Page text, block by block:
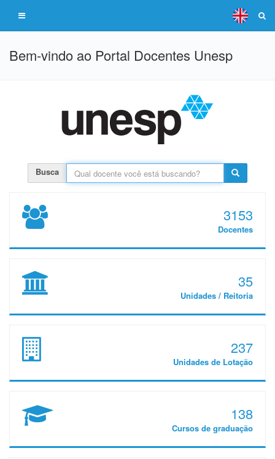
Bem-vindo ao Portal Docentes Unesp
Busca
3153
Docentes
35
Unidades / Reitoria
237
Unidades de Lotação
138
Cursos de graduação